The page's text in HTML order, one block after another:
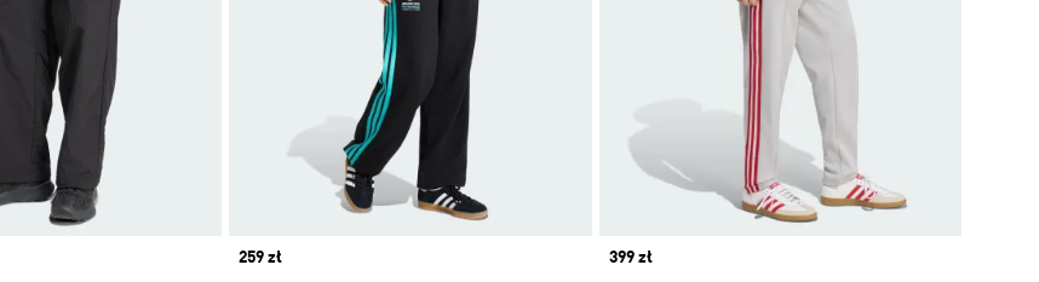
Price
259 zł
Price
399 zł